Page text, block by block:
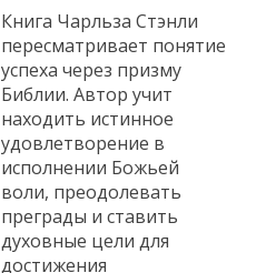
Книга Чарльза Стэнли
пересматривает понятие
успеха через призму
Библии. Автор учит
находить истинное
удовлетворение в
исполнении Божьей
воли, преодолевать
преграды и ставить
духовные цели для
достижения